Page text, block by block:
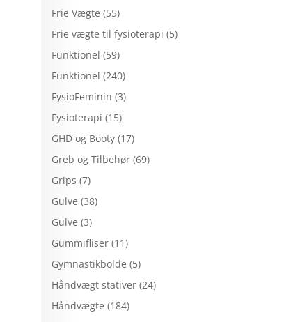
Frie Vægte (55)
Frie vægte til fysioterapi (5)
Funktionel (59)
Funktionel (240)
FysioFeminin (3)
Fysioterapi (15)
GHD og Booty (17)
Greb og Tilbehør (69)
Grips (7)
Gulve (38)
Gulve (3)
Gummifliser (11)
Gymnastikbolde (5)
Håndvægt stativer (24)
Håndvægte (184)